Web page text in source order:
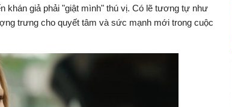
khán giả phải "giật mình" thú vị. Có lẽ tương tự như
trưng cho quyết tâm và sức mạnh mới trong cuộc